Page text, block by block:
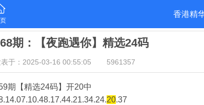
香港精
期：【夜跑遇你】精选24码
表于：2025-03-16 00:55:05 5961357
期【精选24码】开20中
20.37